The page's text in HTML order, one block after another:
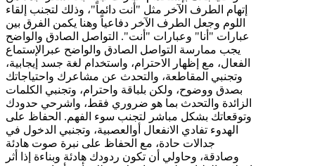
إتهام الطرف الآخر مثل "أنت دائماً"، وذلك لتجنب إلقاء
اللوم وجعل الطرف الآخر دفاعياً وهنا يكمن الفرق بين
عبارات "أنا" وعبارات "أنت". التواصل الصادق والواضح
يجب ممارسة التواصل الصادق والواضح عبرالإستماع
الفعال، مع إظهار الاحترام، واستخدام لغة جسد إيجابية،
وتجنبي المقاطعة، والتحدث عن مشاعرك واحتياجاتك
بصدق ووضوح، ولكن بلباقة واحترام، وتجنبي الكلمات
الزائدة والتحدث بما هو ضروري فقط، واشرحي حدودك
وتوقعاتك بشكل مباشر لتجنب سوء الفهم. الحفاظ على
الهدوء تفادي الانفعال أوالعصبية، وتجنبي الدخول في
جدالات حادة، مع الحفاظ على نبرة صوت هادئة
وصادقة، وحاولي أن تكون ردودك هادئة وبناءة إذا أثر